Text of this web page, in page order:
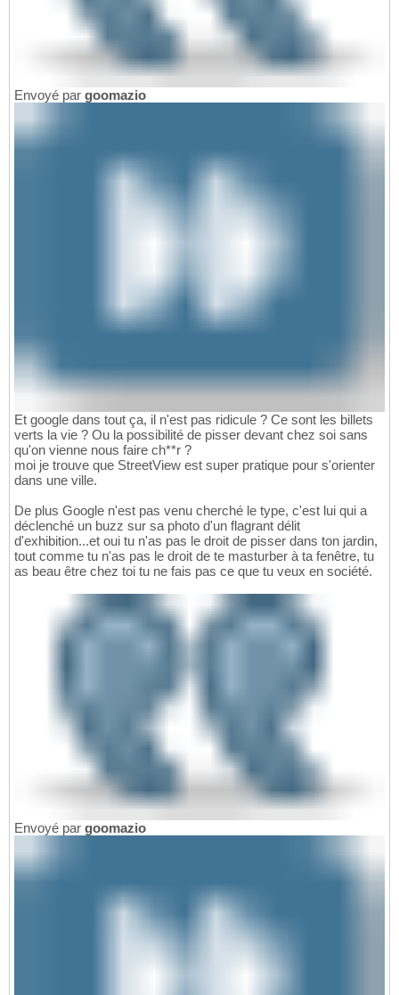
Envoyé par goomazio
Et google dans tout ça, il n'est pas ridicule ? Ce sont les billets
verts la vie ? Ou la possibilité de pisser devant chez soi sans
qu'on vienne nous faire ch**r ?
moi je trouve que StreetView est super pratique pour s'orienter
dans une ville.
De plus Google n'est pas venu cherché le type, c'est lui qui a
déclenché un buzz sur sa photo d'un flagrant délit
d'exhibition...et oui tu n'as pas le droit de pisser dans ton jardin,
tout comme tu n'as pas le droit de te masturber à ta fenêtre, tu
as beau être chez toi tu ne fais pas ce que tu veux en société.
Envoyé par goomazio